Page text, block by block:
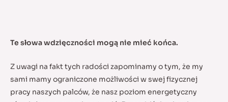
Te słowa wdzięczności mogą nie mieć końca.
Z uwagi na fakt tych radości zapominamy o tym, że my
sami mamy ograniczone możliwości w swej fizycznej
pracy naszych palców, że nasz poziom energetyczny